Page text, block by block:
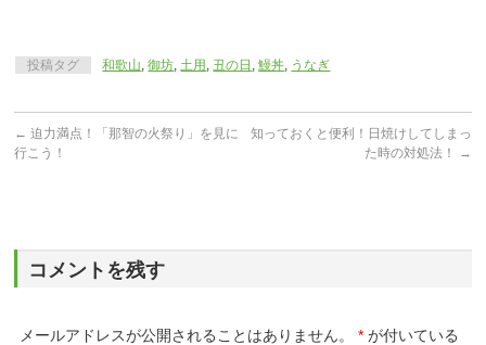
投稿タグ 和歌山,御坊,土用 , 丑の日 ,鰻丼, うなぎ
← 迫力満点！「那智の火祭り」を見に
行こう！
知っておくと便利！日焼けしてしまっ
た時の対処法！
→
コメントを残す
メールアドレスが公開されることはありません。 * が付いている